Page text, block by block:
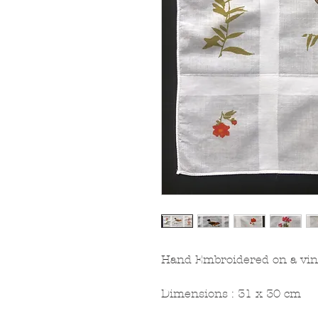
Hand Embroidered on a
Dimensions : 31 x 30 cm